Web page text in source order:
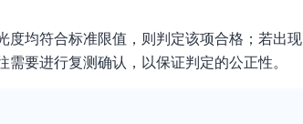
度均符合标准限值，则判定该项合格；若出现
要进行复测确认，以保证判定的公正性。